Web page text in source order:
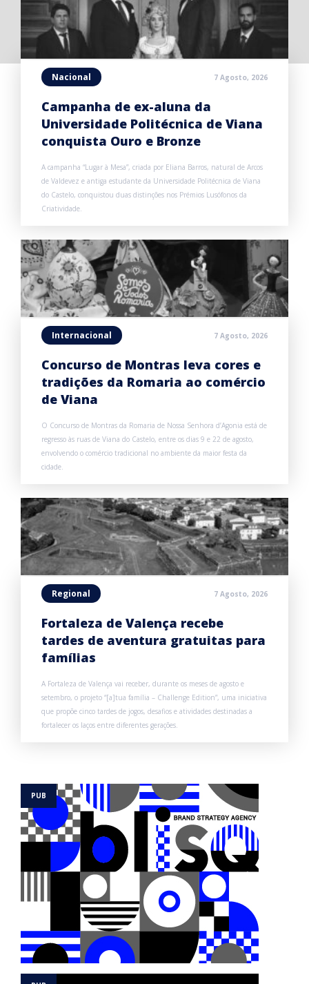
Nacional 7 Agosto, 2026
Campanha de ex-aluna da
Universidade Politécnica de Viana
conquista Ouro e Bronze
A campanha “Lugar à Mesa”, criada por Eliana Barros, natural de Arcos
de Valdevez e antiga estudante da Universidade Politécnica de Viana
do Castelo, conquistou duas distinções nos Prémios Lusófonos da
Criatividade.
Internacional 7 Agosto, 2026
Concurso de Montras leva cores e
tradições da Romaria ao comércio
de Viana
O Concurso de Montras da Romaria de Nossa Senhora d’Agonia está de
regresso às ruas de Viana do Castelo, entre os dias 9 e 22 de agosto,
envolvendo o comércio tradicional no ambiente da maior festa da
cidade.
Regional 7 Agosto, 2026
Fortaleza de Valença recebe
tardes de aventura gratuitas para
famílias
A Fortaleza de Valença vai receber, durante os meses de agosto e
setembro, o projeto “[a]tua família – Challenge Edition”, uma iniciativa
que propõe cinco tardes de jogos, desafios e atividades destinadas a
fortalecer os laços entre diferentes gerações.